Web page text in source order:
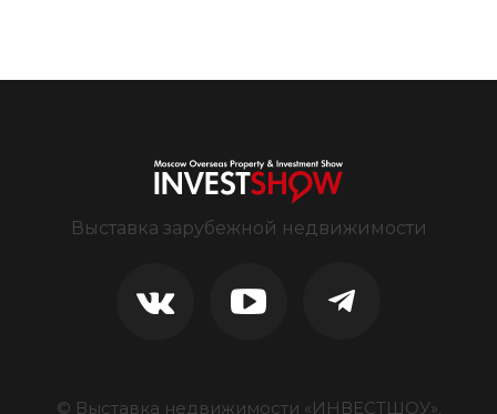
Выставка зарубежной недвижимости
© Выставка недвижимости «ИНВЕСТШОУ».